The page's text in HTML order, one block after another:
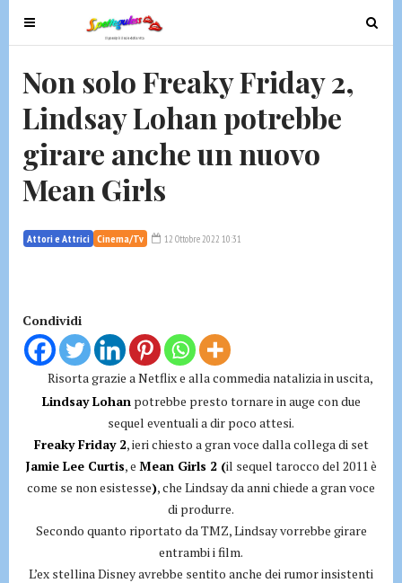
T
o
g
l
e
n
a
g
o
n
T
o
Non solo Freaky Friday 2,
Lindsay Lohan potrebbe
girare anche un nuovo
Mean Girls
Attori e Attrici Cinema/Tv 12 Ottobre 2022 10:31
Condividi
Risorta grazie a Netflix e alla commedia natalizia in uscita,
Lindsay Lohanpotrebbe presto tornare in auge con due
sequel eventuali a dir poco attesi.
Freaky Friday 2, ieri chiesto a gran voce dalla collega di set
Jamie Lee Curtis, e Mean Girls 2 (il sequel tarocco del 2011 è
come se non esistesse), che Lindsay da anni chiede a gran voce
di produrre.
Secondo quanto riportato da TMZ, Lindsay vorrebbe girare
entrambi i film.
L’ex stellina Disney avrebbe sentito anche dei rumor insistenti